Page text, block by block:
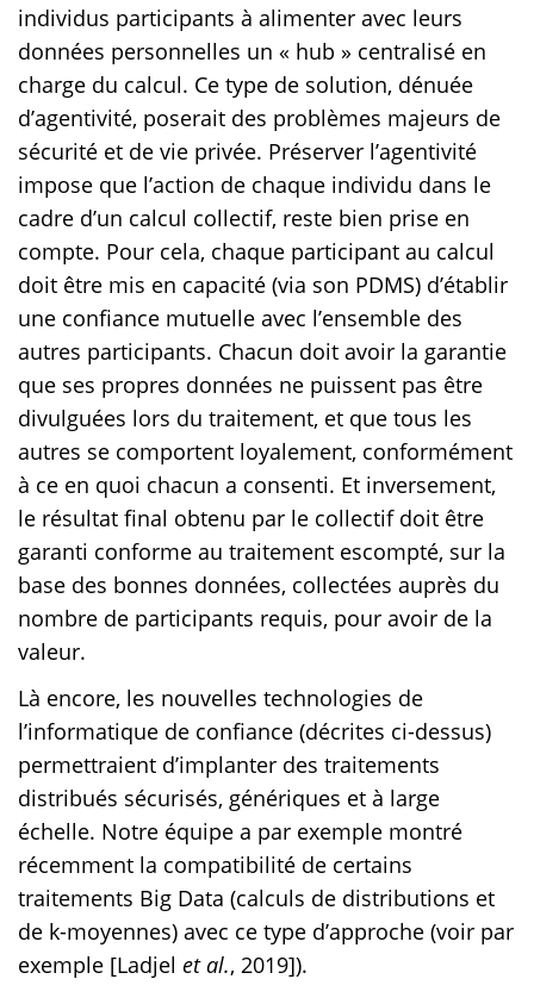
individus participants à alimenter avec leurs
données personnelles un « hub » centralisé en
charge du calcul. Ce type de solution, dénuée
d’agentivité, poserait des problèmes majeurs de
sécurité et de vie privée. Préserver l’agentivité
impose que l’action de chaque individu dans le
cadre d’un calcul collectif, reste bien prise en
compte. Pour cela, chaque participant au calcul
doit être mis en capacité (via son PDMS) d’établir
une confiance mutuelle avec l’ensemble des
autres participants. Chacun doit avoir la garantie
que ses propres données ne puissent pas être
divulguées lors du traitement, et que tous les
autres se comportent loyalement, conformément
à ce en quoi chacun a consenti. Et inversement,
le résultat final obtenu par le collectif doit être
garanti conforme au traitement escompté, sur la
base des bonnes données, collectées auprès du
nombre de participants requis, pour avoir de la
valeur.
Là encore, les nouvelles technologies de
l’informatique de confiance (décrites ci-dessus)
permettraient d’implanter des traitements
distribués sécurisés, génériques et à large
échelle. Notre équipe a par exemple montré
récemment la compatibilité de certains
traitements Big Data (calculs de distributions et
de k-moyennes) avec ce type d’approche (voir par
exemple [Ladjel et al., 2019]).